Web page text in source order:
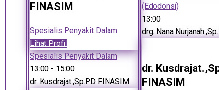
FINASIM
Spesialis Penyakit Dalam
Lihat Profil
Spesialis Penyakit Dalam
13:00 - 15:00
dr. Kusdrajat.,Sp.PD FINASIM
(Edodonsi)
13:00
drg. Nana
dr.
FINASIM